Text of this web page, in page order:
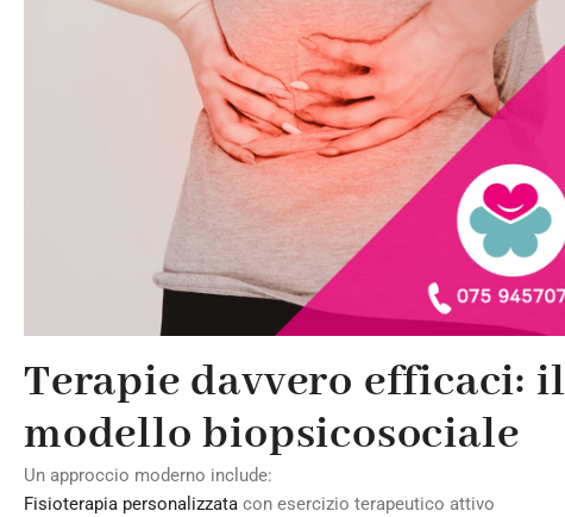
Terapie davvero efficaci: il
modello biopsicosociale
Un approccio moderno include:
Fisioterapia personalizzata con esercizio terapeutico attivo